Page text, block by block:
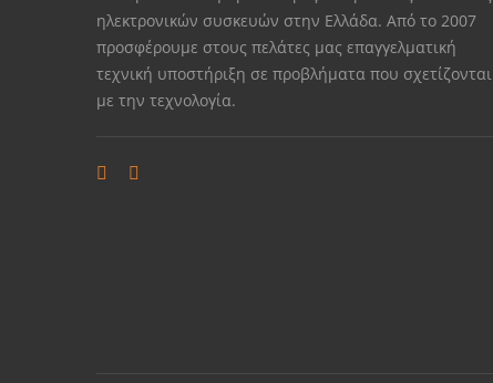
ηλεκτρονικών συσκευών στην Ελλάδα. Από το 2007
προσφέρουμε στους πελάτες μας επαγγελματική
τεχνική υποστήριξη σε προβλήματα που σχετίζονται
με την τεχνολογία.